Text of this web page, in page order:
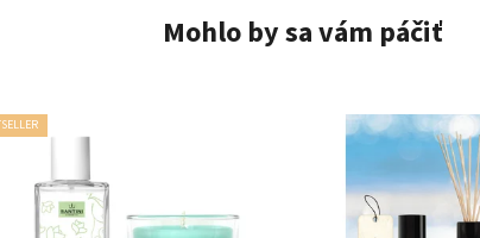
Mohlo by sa vám páčiť